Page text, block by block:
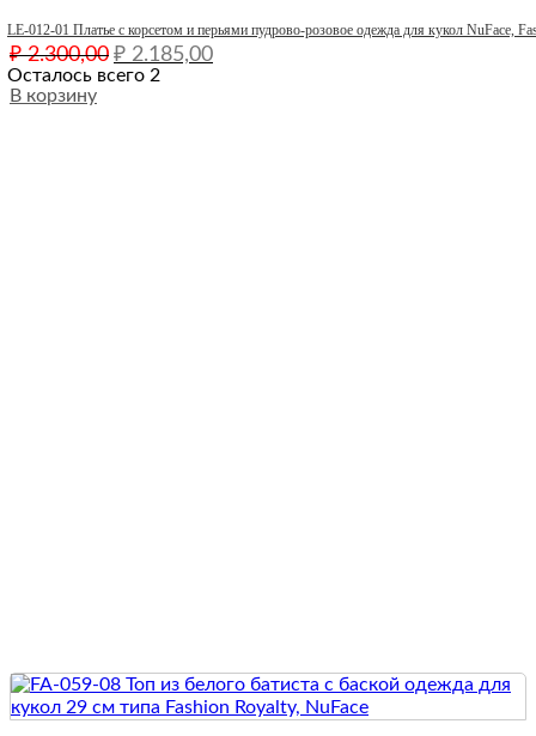
LE-012-01 Платье с корсетом и перьями пудрово-розовое одежда для кукол NuFace,
₽2.300,00 Первоначальная
цена
₽ 2.185,00Текущая
Осталось всего 2
В корзину